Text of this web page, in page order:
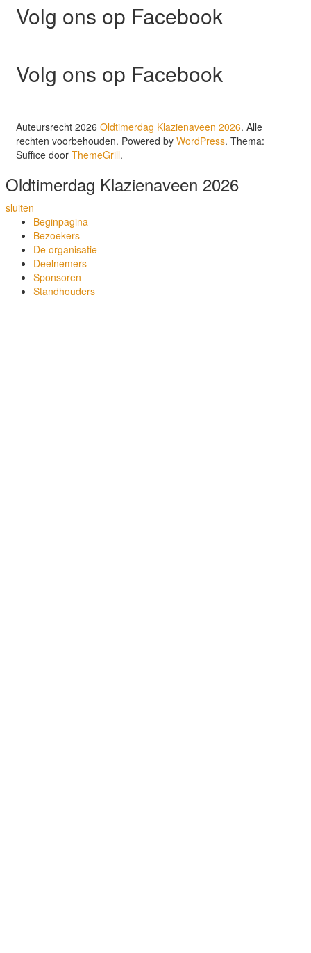
Volg ons op Facebook
Volg ons op Facebook
Auteursrecht 2026 Oldtimerdag Klazienaveen 2026. Alle
rechten voorbehouden. Powered by WordPress. Thema:
Suffice door ThemeGrill.
Oldtimerdag Klazienaveen 2026
sluiten
Beginpagina
Bezoekers
De organisatie
Deelnemers
Sponsoren
Standhouders